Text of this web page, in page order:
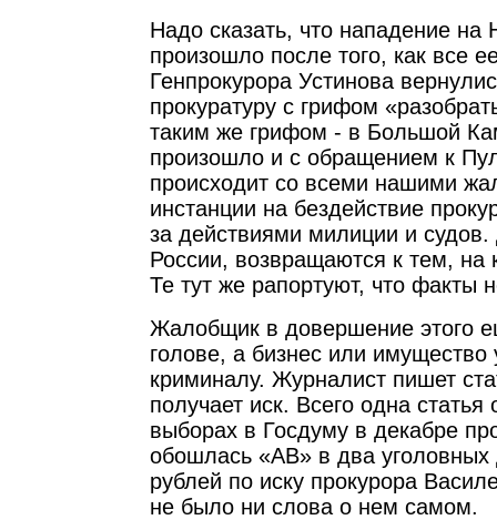
Надо сказать, что нападение на
произошло после того, как все
Генпрокурора Устинова
прокуратуру с грифом
таким же грифом - в Большой
произошло и с обращением к
происходит со всеми нашими
инстанции на бездействие
за действиями милиции и судов.
России, возвращаются к тем, на
Те тут же рапортуют, что факты
Жалобщик в довершение этого
голове, а бизнес или имущество
криминалу. Журналист пишет
получает иск. Всего одна статья
выборах в Госдуму в декабре
обошлась «АВ» в два уголовных
рублей по иску прокурора
не было ни слова о нем самом.